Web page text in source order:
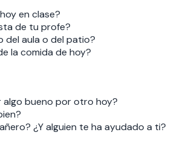
en clase?
de tu profe?
del aula o del patio?
la comida de hoy?
algo bueno por otro hoy?
¿Y alguien te ha ayudado a ti?